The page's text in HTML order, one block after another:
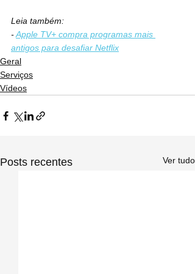
Leia também:
- Apple TV+ compra programas mais
antigos para desafiar Netflix
Geral
Serviços
Vídeos
Posts recentes Ver tudo